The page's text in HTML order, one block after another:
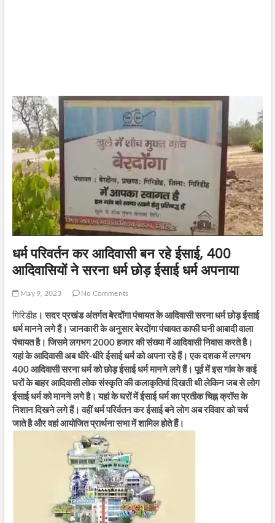
धर्म परिवर्तन कर आदिवासी बन रहे ईसाई, 400
आदिवासियों ने सरना धर्म छोड़ ईसाई धर्म अपनाया
May 9, 2023 No Comments
गिरिडीह। सदर प्रखंड अंतर्गत बेरदोंगा पंचायत के आदिवासी सरना धर्म छोड़ ईसाई
धर्म मानने लगे हैं। जानकारी के अनुसार बेरदोंगा पंचायत काफी घनी आबादी वाला
पंचायत है। जिसमे लगभग 2000 हजार की संख्या में आदिवासी निवास करते है।
यहां के आदिवासी अब धीरे-धीरे ईसाई धर्म को अपना रहे हैं। एक दशक में लगभग
400 आदिवासी सरना धर्म को छोड़ ईसाई धर्म मानने लगे हैं। पूर्व में इस गांव के कई
घरों के बाहर आदिवासी लोक संस्कृति की कलाकृतियां दिखती थी लेकिन जब से लोग
ईसाई धर्म को मानने लगे है। यहां के घरों में ईसाई धर्म का प्रतीक चिह्न क्रॉस के
निशान दिखने लगे हैं। वहीं धर्म परिर्वतन कर ईसाई बने लोग अब रविवार को चर्च
जाते है और वहां आयोजित प्रार्थना सभा में शामिल होते हैं।